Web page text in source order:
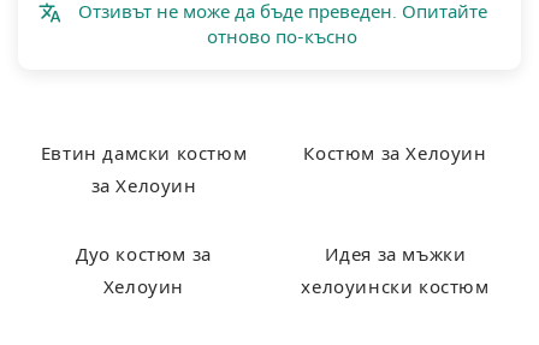
Отзивът не може да бъде преведен. Опитайте
отново по-късно
Евтин дамски костюм
за Хелоуин
Костюм за Хелоуин
Дуо костюм за
Хелоуин
Идея за мъжки
хелоуински костюм